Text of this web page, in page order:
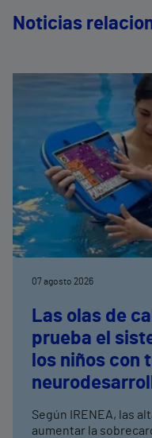
Noticias
07 agosto 2026
Las olas de
prueba el
los niños con
Según IRENEA, las
aumentar la